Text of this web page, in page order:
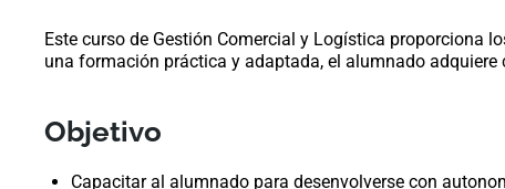
Este curso de Gestión Comercial y Logística proporciona
una formación práctica y adaptada, el alumnado
Objetivo
Capacitar al alumnado para desenvolverse con